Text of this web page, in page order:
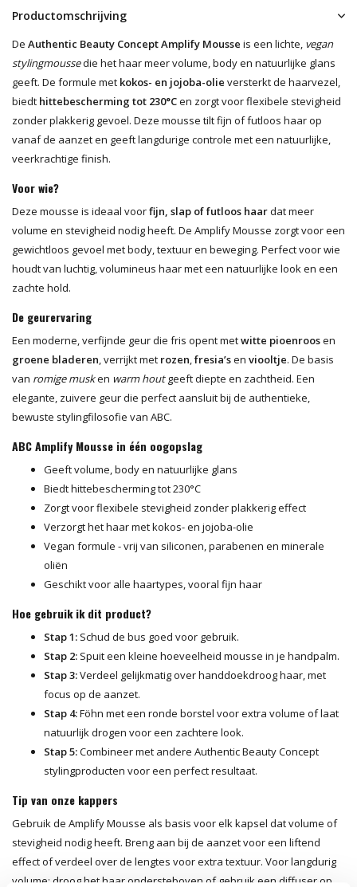
Productomschrijving
De Authentic Beauty Concept Amplify Mousse is een lichte, vegan
stylingmoussedie het haar meer volume, body en natuurlijke glans
geeft. De formule met kokos- en jojoba-olie versterkt de haarvezel,
biedt hittebescherming tot 230°Cen zorgt voor flexibele stevigheid
zonder plakkerig gevoel. Deze mousse tilt fijn of futloos haar op
vanaf de aanzet en geeft langdurige controle met een natuurlijke,
veerkrachtige finish.
Voor wie?
Deze mousse is ideaal voorfijn, slap of futloos haardat meer
volume en stevigheid nodig heeft. De Amplify Mousse zorgt voor een
gewichtloos gevoel met body, textuur en beweging. Perfect voor wie
houdt van luchtig, volumineus haar met een natuurlijke look en een
zachte hold.
De geurervaring
Een moderne, verfijnde geur die fris opent metwitte pioenroosen
groene bladeren , verrijkt met rozen fresia’sen viooltje. De basis
van romige musken warm houtgeeft diepte en zachtheid. Een
elegante, zuivere geur die perfect aansluit bij de authentieke,
bewuste stylingfilosofie van ABC.
ABC Amplify Mousse in één oogopslag
Geeft volume, body en natuurlijke glans
Biedt hittebescherming tot 230°C
Zorgt voor flexibele stevigheid zonder plakkerig effect
Verzorgt het haar met kokos- en jojoba-olie
Vegan formule - vrij van siliconen, parabenen en minerale
oliën
Geschikt voor alle haartypes, vooral fijn haar
Hoe gebruik ik dit product?
Stap 1: Schud de bus goed voor gebruik.
Stap 2: Spuit een kleine hoeveelheid mousse in je handpalm.
Stap 3:Verdeel gelijkmatig over handdoekdroog haar, met
focus op de aanzet.
Stap 4:Föhn met een ronde borstel voor extra volume of laat
natuurlijk drogen voor een zachtere look.
Stap 5:Combineer met andere Authentic Beauty Concept
stylingproducten voor een perfect resultaat.
Tip van onze kappers
Gebruik de Amplify Mousse als basis voor elk kapsel dat volume of
stevigheid nodig heeft. Breng aan bij de aanzet voor een liftend
effect of verdeel over de lengtes voor extra textuur. Voor langdurig
volume: droog het haar ondersteboven of gebruik een diffuser op